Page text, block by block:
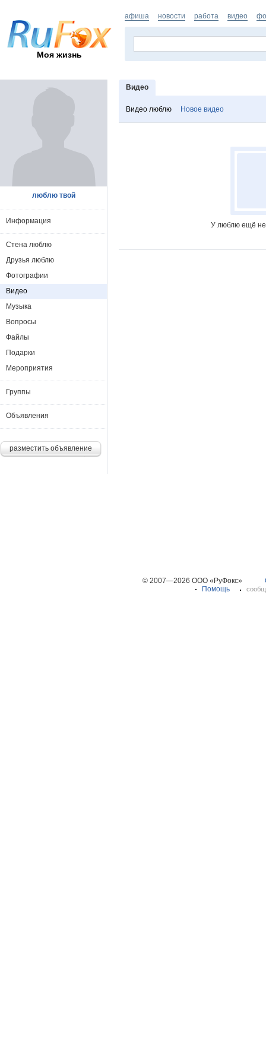
Моя жизнь
афиша новости работа видео
Видео
Видео люблю Новое видео
У люблю ещё
люблю твой
Информация
Стена люблю
Друзья люблю
Фотографии
Видео
Музыка
Вопросы
Файлы
Подарки
Мероприятия
Группы
Объявления
разместить объявление
© 2007—2026 ООО «РуФокс»
Помощь